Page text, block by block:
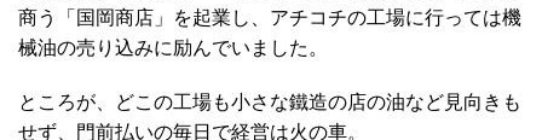
商う「国岡商店」を起業し、アチコチの工場に行っては機
械油の売り込みに励んでいました。
ところが、どこの工場も小さな鐵造の店の油など見向きも
せず、門前払いの毎日で経営は火の車。